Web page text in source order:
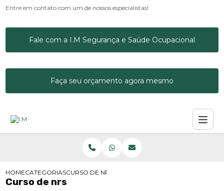
Entre em contato com um de nossos especialistas!
Fale com a I.M Segurança e Saúde Ocupacional
Faça seu orçamento agora mesmo
HOMECATEGORIASCURSO DE NRS
Curso de nrs